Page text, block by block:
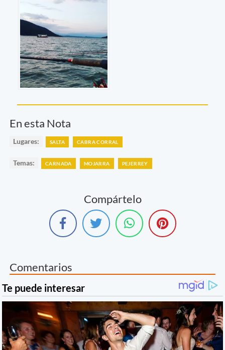
En esta Nota
Lugares: SALTA CABRA CORRAL
Temas: CARNADA MOJARRA PEJERREY
Compártelo
Comentarios